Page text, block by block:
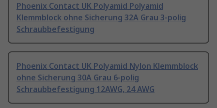
Phoenix Contact UK Polyamid Polyamid
Klemmblock ohne Sicherung 32A Grau 3-polig
Schraubbefestigung
Phoenix Contact UK Polyamid Nylon Klemmblock
ohne Sicherung 30A Grau 6-polig
Schraubbefestigung 12AWG, 24 AWG